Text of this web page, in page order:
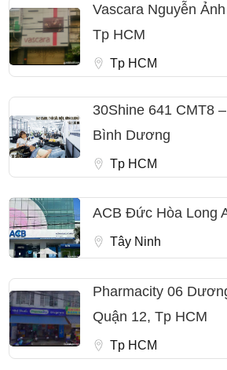
Vascara Nguyễn
Tp HCM
Tp HCM
30Shine 641 CMT8
Bình Dương
Tp HCM
ACB Đức Hòa Long
Tây Ninh
Pharmacity 06
Quận 12, Tp HCM
Tp HCM